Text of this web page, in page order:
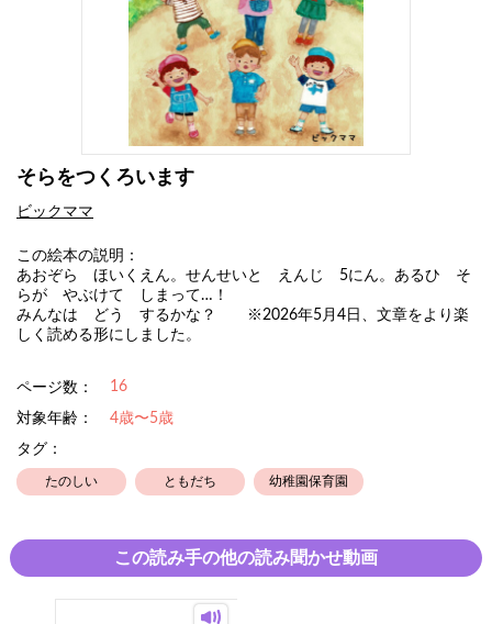
そらをつくろいます
ビックママ
この絵本の説明：
あおぞら ほいくえん。せんせいと えんじ 5にん。あるひ そ
らが やぶけて しまって…！
みんなは どう するかな？ ※2026年5月4日、文章をより楽
しく読める形にしました。
ページ数： 16
対象年齢：
4歳〜5歳
タグ：
たのしい ともだち 幼稚園保育園
この読み手の他の読み聞かせ動画